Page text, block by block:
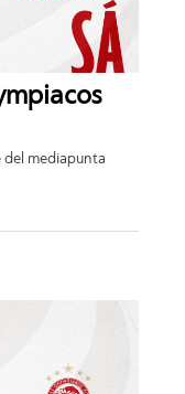
del mediapunta